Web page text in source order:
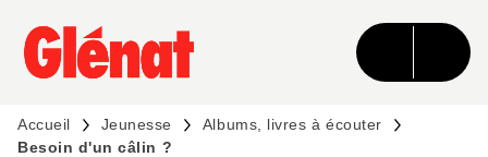
MENU RECHERCHE CONTENU
PIED DE PAGE
Accueil Jeunesse
Albums, livres à écouter
Besoin d'un câlin ?